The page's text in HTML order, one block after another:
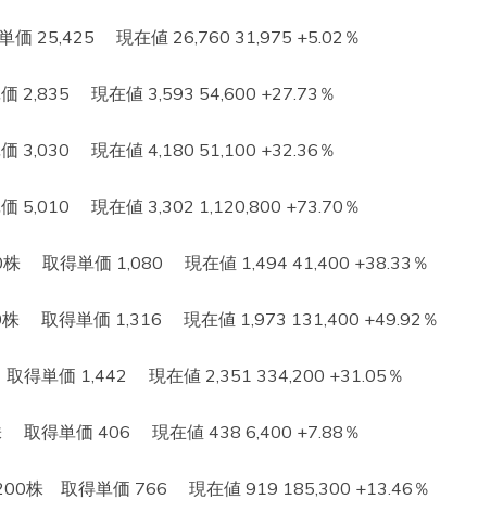
価 25,425 現在値 26,760 31,975 +5.02％
2,835 現在値 3,593 54,600 +27.73％
3,030 現在値 4,180 51,100 +32.36％
5,010 現在値 3,302 1,120,800 +73.70％
株 取得単価 1,080 現在値 1,494 41,400 +38.33％
株 取得単価 1,316 現在値 1,973 131,400 +49.92％
得単価 1,442 現在値 2,351 334,200 +31.05％
取得単価 406 現在値 438 6,400 +7.88％
株 取得単価 766 現在値 919 185,300 +13.46％